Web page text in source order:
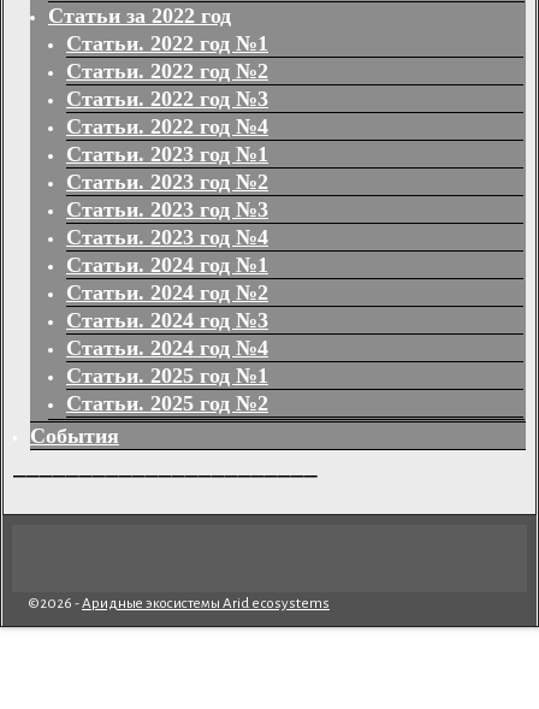
Статьи за 2022 год
Статьи. 2022 год №1
Статьи. 2022 год №2
Статьи. 2022 год №3
Статьи. 2022 год №4
Статьи. 2023 год №1
Статьи. 2023 год №2
Статьи. 2023 год №3
Статьи. 2023 год №4
Статьи. 2024 год №1
Статьи. 2024 год №2
Статьи. 2024 год №3
Статьи. 2024 год №4
Статьи. 2025 год №1
Статьи. 2025 год №2
События
©2026 -Аридные экосистемы Arid ecosystems